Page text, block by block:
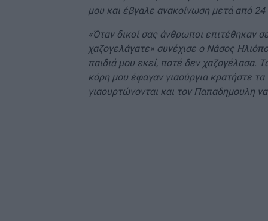
μου και έβγαλε ανακοίνωση μετά από
«Όταν δικοί σας άνθρωποι επιτέθηκαν
χαζογελάγατε» συνέχισε ο Νάσος
παιδιά μου εκεί, ποτέ δεν χαζογέλασα.
κόρη μου έφαγαν γιαούργια κρατήστε
γιαουρτώνονται και τον Παπαδημουλη